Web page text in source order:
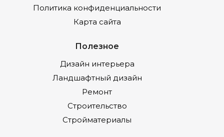
Политика конфиденциальности
Карта сайта
Полезное
Дизайн интерьера
Ландшафтный дизайн
Ремонт
Строительство
Стройматериалы